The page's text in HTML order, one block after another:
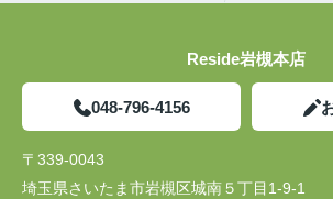
Reside岩槻本店
048-796-4156
〒339-0043
埼玉県さいたま市岩槻区城南５丁目1-9-1